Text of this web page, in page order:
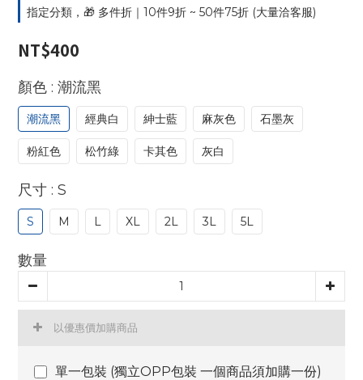
指定分類，🎁 多件折｜10件9折 ~ 50件75折 (大量洽客服)
NT$400
顏色 : 潮流黑
潮流黑 經典白 紳士藍 麻灰色 石墨灰
粉紅色 松竹綠 卡其色 灰白
尺寸 : S
S M L XL 2L 3L 5L
數量
以優惠價加購商品
單一包裝 (獨立OPP包裝 一個商品須加購一份)